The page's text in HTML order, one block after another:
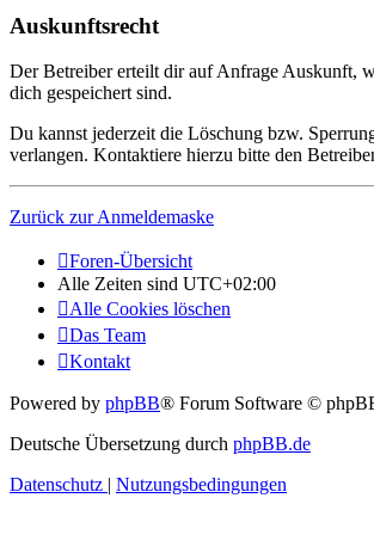
Auskunftsrecht
Der Betreiber erteilt dir auf Anfrage Auskunft,
dich gespeichert sind.
Du kannst jederzeit die Löschung bzw.
verlangen. Kontaktiere hierzu bitte den
Zurück zur Anmeldemaske
Foren-Übersicht
Alle Zeiten sind UTC+02:00
Alle Cookies löschen
Das Team
Kontakt
Powered by phpBB® Forum Software ©
Deutsche Übersetzung durch phpBB.de
Datenschutz | Nutzungsbedingungen